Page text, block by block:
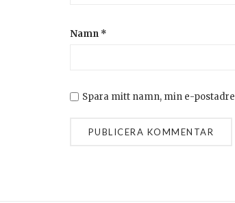
Namn *
Spara mitt namn, min e-